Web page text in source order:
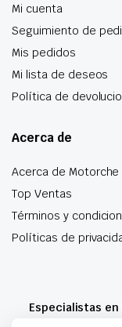
Mi cuenta
Seguimiento de
Mis pedidos
Mi lista de deseos
Política de
Acerca de
Acerca de Motorche
Top Ventas
Términos y
Políticas de
Especialistas